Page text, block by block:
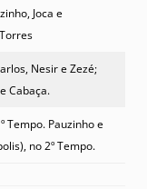
Joca e
Nesir e Zezé;
Cabaça.
Tempo. Pauzinho e
no 2º Tempo.